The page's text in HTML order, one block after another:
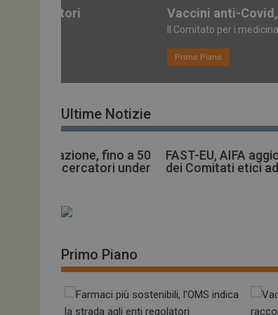
Vaccini anti-Covid, il CHMP
Il Comitato per i medicinali per uso umano
Ultime Notizie
FAST-EU, AIFA aggiorna l’elenco
dei Comitati etici aderenti
FDA,
TEMPO
Primo Piano